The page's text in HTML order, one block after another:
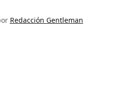
Redacción Gentleman